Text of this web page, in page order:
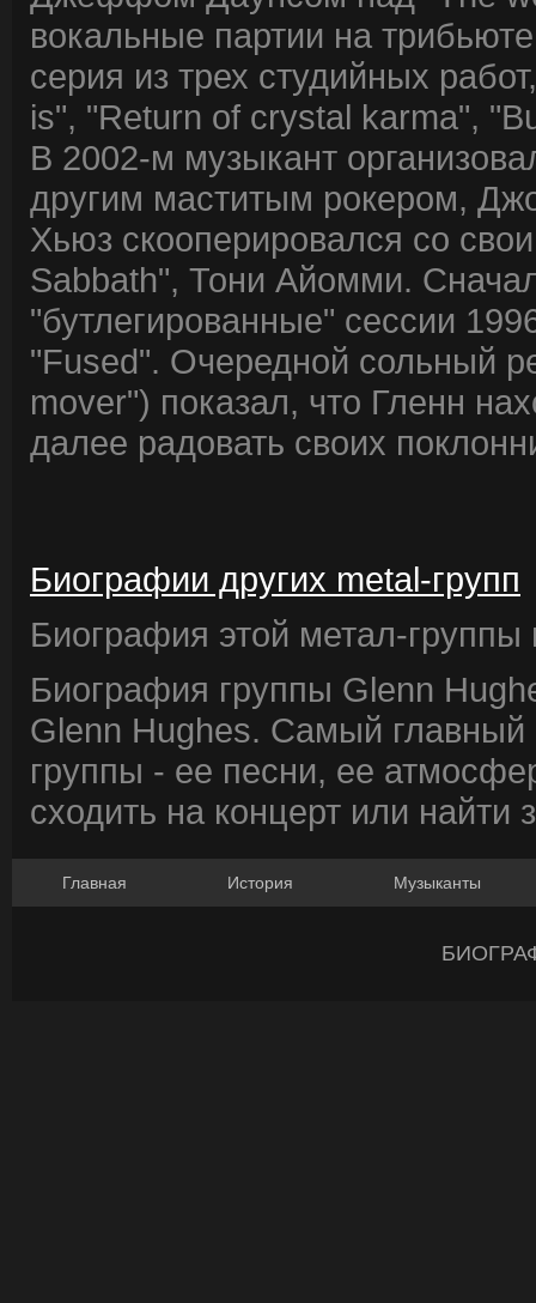
вокальные партии на
серия из трех студийных
is", "Return of crystal karma",
В 2002-м музыкант
другим маститым рокером,
Хьюз скооперировался со
Sabbath", Тони Айомми.
"бутлегированные" сессии
"Fused". Очередной сольный
mover") показал, что Гленн
далее радовать своих
Биографии других metal-групп
Биография этой метал-группы
Биография группы Glenn
Glenn Hughes. Самый главный
группы - ее песни, ее
сходить на концерт или найти
Главная История Музыканты